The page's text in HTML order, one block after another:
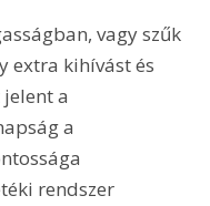
vagy szűk
extra kihívást és
a
a
rendszer